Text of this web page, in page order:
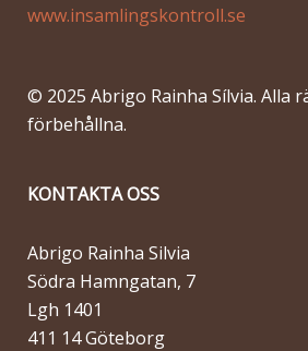
www.insamlingskontroll.se
© 2025 Abrigo Rainha Sílvia. Alla
förbehållna.
KONTAKTA OSS
Abrigo Rainha Silvia
Södra Hamngatan, 7
Lgh 1401
411 14 Göteborg